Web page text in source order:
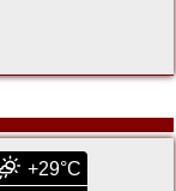
+29°C